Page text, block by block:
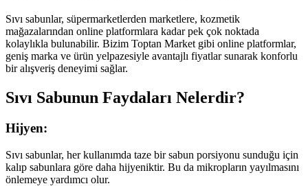
Sıvı sabunlar, süpermarketlerden marketlere, kozmetik
mağazalarından online platformlara kadar pek çok noktada
kolaylıkla bulunabilir. Bizim Toptan Market gibi online platformlar,
geniş marka ve ürün yelpazesiyle avantajlı fiyatlar sunarak konforlu
bir alışveriş deneyimi sağlar.
Sıvı Sabunun Faydaları Nelerdir?
Hijyen:
Sıvı sabunlar, her kullanımda taze bir sabun porsiyonu sunduğu için
kalıp sabunlara göre daha hijyeniktir. Bu da mikropların yayılmasını
önlemeye yardımcı olur.